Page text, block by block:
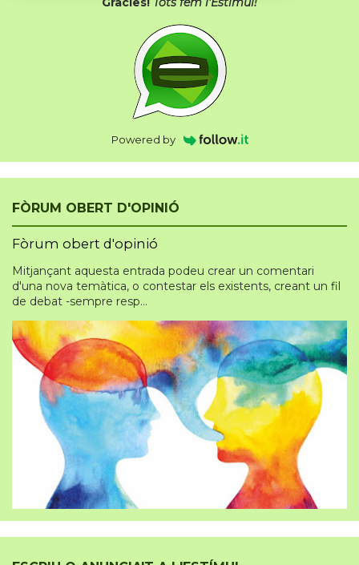
Powered by
FÒRUM OBERT D'OPINIÓ
Fòrum obert d'opinió
Mitjançant aquesta entrada podeu crear un comentari
d'una nova temàtica, o contestar els existents, creant un fil
de debat -sempre resp...